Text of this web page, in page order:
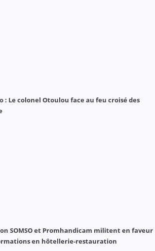
: Le colonel Otoulou face au feu croisé des
SOMSO et Promhandicam militent en faveur
en hôtellerie-restauration